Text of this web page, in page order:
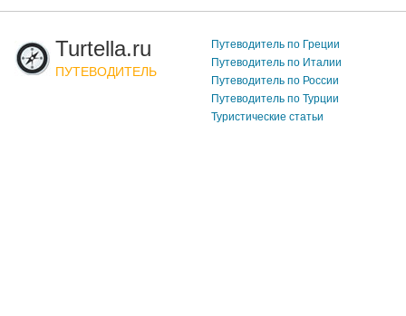
Turtella.ru
ПУТЕВОДИТЕЛЬ
Путеводитель по Греции
Путеводитель по Италии
Путеводитель по России
Путеводитель по Турции
Туристические статьи